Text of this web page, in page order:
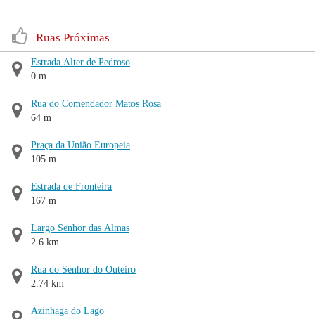
Ruas Próximas
Estrada Alter de Pedroso
0 m
Rua do Comendador Matos Rosa
64 m
Praça da União Europeia
105 m
Estrada de Fronteira
167 m
Largo Senhor das Almas
2.6 km
Rua do Senhor do Outeiro
2.74 km
Azinhaga do Lago